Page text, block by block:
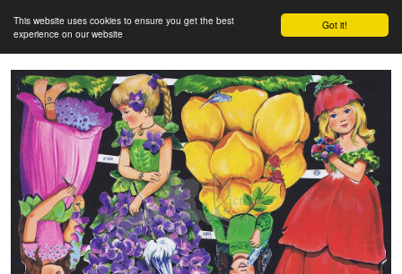
Got it!
This website uses cookies to ensure you get the best
experience on our website